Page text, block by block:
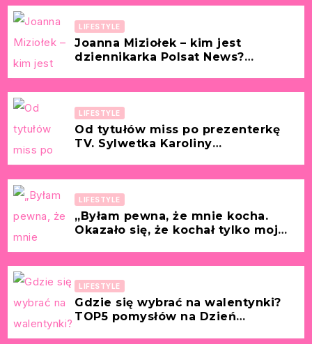
LIFESTYLE
Joanna Miziołek – kim jest
dziennikarka Polsat News?
LIFESTYLE
Od tytułów miss po prezenterkę
TV. Sylwetka Karoliny
LIFESTYLE
„Byłam pewna, że mnie kocha.
Okazało się, że kochał tylko moje
LIFESTYLE
Gdzie się wybrać na walentynki?
TOP5 pomysłów na Dzień